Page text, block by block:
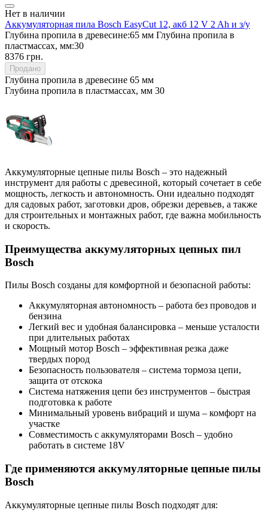
Нет в наличии
Аккумуляторная пила Bosch EasyCut 12, акб 12 V 2 Ah и з/у
Глубина пропила в древесине:65 мм Глубина пропила в
пластмассах, мм:30
8376 грн.
Продано
Глубина пропила в древесине 65 мм
Глубина пропила в пластмассах, мм 30
Аккумуляторные цепные пилы Bosch – это надежный
инструмент для работы с древесиной, который сочетает в себе
мощность, легкость и автономность. Они идеально подходят
для садовых работ, заготовки дров, обрезки деревьев, а также
для строительных и монтажных работ, где важна мобильность
и скорость.
Преимущества аккумуляторных цепных пил
Bosch
Пилы Bosch созданы для комфортной и безопасной работы:
Аккумуляторная автономность – работа без проводов и
бензина
Легкий вес и удобная балансировка – меньше усталости
при длительных работах
Мощный мотор Bosch – эффективная резка даже
твердых пород
Безопасность пользователя – система тормоза цепи,
защита от отскока
Система натяжения цепи без инструментов – быстрая
подготовка к работе
Минимальный уровень вибраций и шума – комфорт на
участке
Совместимость с аккумуляторами Bosch – удобно
работать в системе 18V
Где применяются аккумуляторные цепные пилы
Bosch
Аккумуляторные цепные пилы Bosch подходят для: